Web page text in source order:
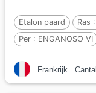
Etalon paard Ras :
Per : ENGANOSO VI
Frankrijk Cantal